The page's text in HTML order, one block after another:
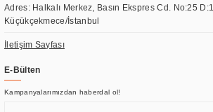
Adres: Halkalı Merkez, Basın Ekspres Cd. No:25
Küçükçekmece/İstanbul
İletişim Sayfası
E-Bülten
Kampanyalarımızdan haberdal ol!